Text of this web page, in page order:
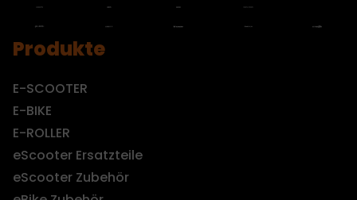
Produkte
E-SCOOTER
E-BIKE
E-ROLLER
eScooter Ersatzteile
eScooter Zubehör